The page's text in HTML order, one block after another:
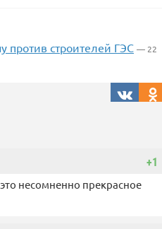
строителей ГЭС — 22
+1
несомненно прекрасное